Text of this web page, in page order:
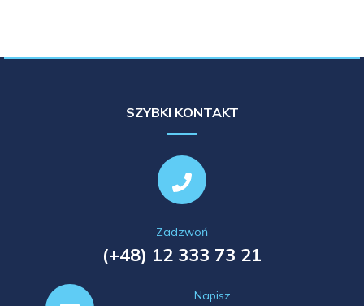
SZYBKI KONTAKT
Zadzwoń
(+48) 12 333 73 21
Napisz